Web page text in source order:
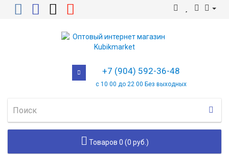
+7 (904) 592-36-48
с 10 00 до 22 00 Без выходных
Товаров 0 (0 руб.)